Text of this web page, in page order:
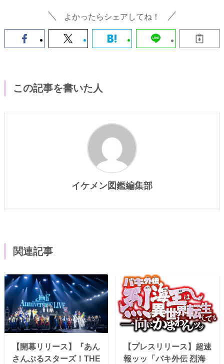
よかったらシェアしてね！
この記事を書いた人
イケメン図鑑編集部
関連記事
【開幕リリース】『あん
さんぶるスターズ！THE
【プレスリリース】超速
報ッッ「バキ外伝 烈海